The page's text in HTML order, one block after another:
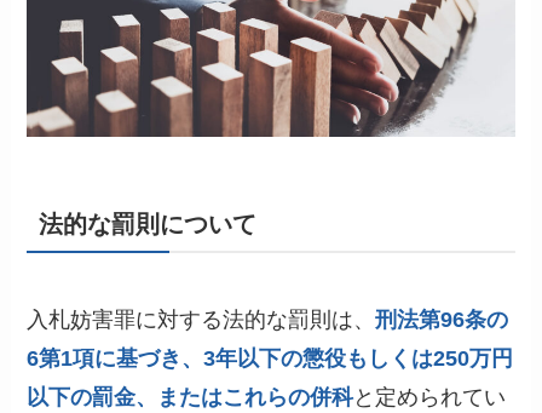
法的な罰則について
入札妨害罪に対する法的な罰則は、刑法第96条の
6第1項に基づき、3年以下の懲役もしくは250万円
以下の罰金、またはこれらの併科と定められてい